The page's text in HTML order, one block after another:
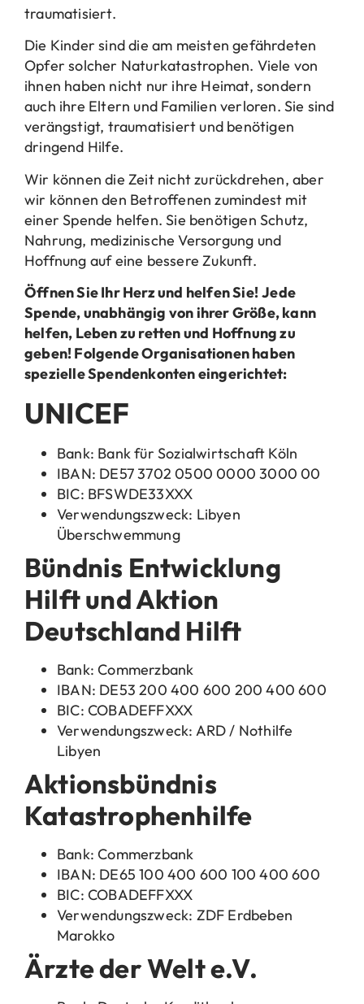
traumatisiert.
Die Kinder sind die am meisten gefährdeten
Opfer solcher Naturkatastrophen. Viele von
ihnen haben nicht nur ihre Heimat, sondern
auch ihre Eltern und Familien verloren. Sie sind
verängstigt, traumatisiert und benötigen
dringend Hilfe.
Wir können die Zeit nicht zurückdrehen, aber
wir können den Betroffenen zumindest mit
einer Spende helfen. Sie benötigen Schutz,
Nahrung, medizinische Versorgung und
Hoffnung auf eine bessere Zukunft.
Öffnen Sie Ihr Herz und helfen Sie!Jede
Spende, unabhängig von ihrer Größe, kann
helfen, Leben zu retten und Hoffnung zu
geben! Folgende Organisationen haben
spezielle Spendenkonten eingerichtet:
UNICEF
Bank: Bank für Sozialwirtschaft Köln
IBAN: DE57 3702 0500 0000 3000 00
BIC: BFSWDE33XXX
Verwendungszweck: Libyen
Überschwemmung
Bündnis Entwicklung
Hilft und Aktion
Deutschland Hilft
Bank: Commerzbank
IBAN: DE53 200 400 600 200 400 600
BIC: COBADEFFXXX
Verwendungszweck: ARD / Nothilfe
Libyen
Aktionsbündnis
Katastrophenhilfe
Bank: Commerzbank
IBAN: DE65 100 400 600 100 400 600
BIC: COBADEFFXXX
Verwendungszweck: ZDF Erdbeben
Marokko
Ärzte der Welt e.V.